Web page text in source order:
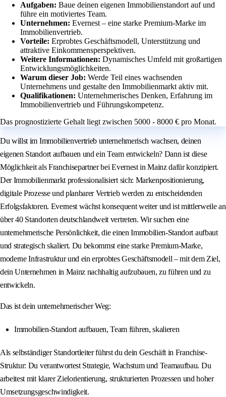
Aufgaben: Baue deinen eigenen Immobilienstandort auf und
führe ein motiviertes Team.
Unternehmen: Evernest – eine starke Premium-Marke im
Immobilienvertrieb.
Vorteile: Erprobtes Geschäftsmodell, Unterstützung und
attraktive Einkommensperspektiven.
Weitere Informationen: Dynamisches Umfeld mit großartigen
Entwicklungsmöglichkeiten.
Warum dieser Job: Werde Teil eines wachsenden
Unternehmens und gestalte den Immobilienmarkt aktiv mit.
Qualifikationen: Unternehmerisches Denken, Erfahrung im
Immobilienvertrieb und Führungskompetenz.
Das prognostizierte Gehalt liegt zwischen 5000 - 8000 € pro Monat.
Du willst im Immobilienvertrieb unternehmerisch wachsen, deinen
eigenen Standort aufbauen und ein Team entwickeln? Dann ist diese
Möglichkeit als Franchisepartner bei Evernest in Mainz dafür konzipiert.
Der Immobilienmarkt professionalisiert sich: Markenpositionierung,
digitale Prozesse und planbarer Vertrieb werden zu entscheidenden
Erfolgsfaktoren. Evernest wächst konsequent weiter und ist mittlerweile an
über 40 Standorten deutschlandweit vertreten. Wir suchen eine
unternehmerische Persönlichkeit, die einen Immobilien-Standort aufbaut
und strategisch skaliert. Du bekommst eine starke Premium-Marke,
moderne Infrastruktur und ein erprobtes Geschäftsmodell – mit dem Ziel,
dein Unternehmen in Mainz nachhaltig aufzubauen, zu führen und zu
entwickeln.
Das ist dein unternehmerischer Weg:
Immobilien-Standort aufbauen, Team führen, skalieren
Als selbständiger Standortleiter führst du dein Geschäft in Franchise-
Struktur: Du verantwortest Strategie, Wachstum und Teamaufbau. Du
arbeitest mit klarer Zielorientierung, strukturierten Prozessen und hoher
Umsetzungsgeschwindigkeit.